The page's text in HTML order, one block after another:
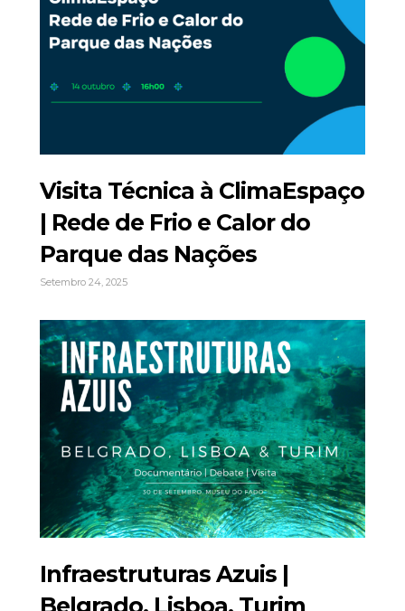
Visita Técnica à ClimaEspaço
| Rede de Frio e Calor do
Parque das Nações
Setembro 24, 2025
Infraestruturas Azuis |